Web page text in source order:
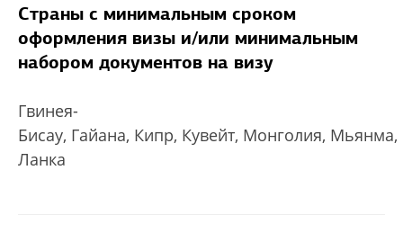
Страны с минимальным сроком
оформления визы и/или минимальным
набором документов на визу
Гвинея-
Бисау, Гайана, Кипр, Кувейт, Монголия,
Ланка